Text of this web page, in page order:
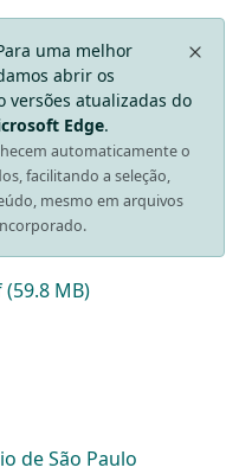
uma melhor
abrir os
atualizadas do
Edge.
automaticamente o
facilitando a seleção,
mesmo em arquivos
(59.8 MB)
de São Paulo